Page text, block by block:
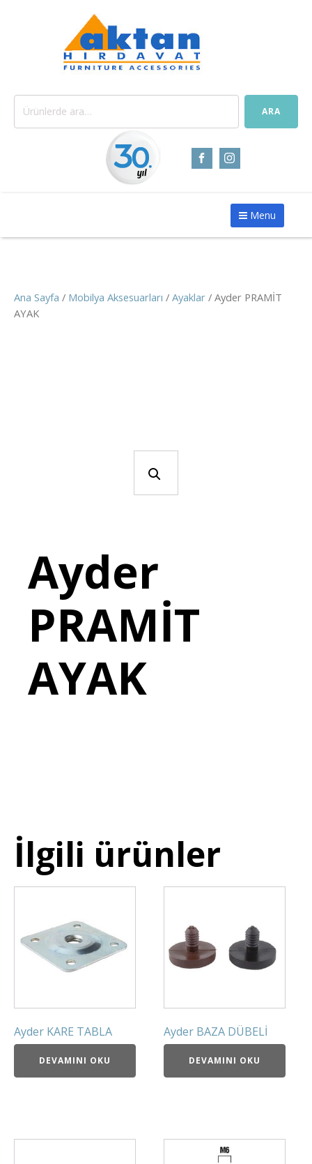
Ara: ARA
Menu
Ana Sayfa / Mobilya Aksesuarları / Ayaklar / Ayder PRAMİT
AYAK
Ayder
PRAMİT
AYAK
İlgili ürünler
Ayder KARE TABLA
DEVAMINI OKU
Ayder BAZA DÜBELİ
DEVAMINI OKU